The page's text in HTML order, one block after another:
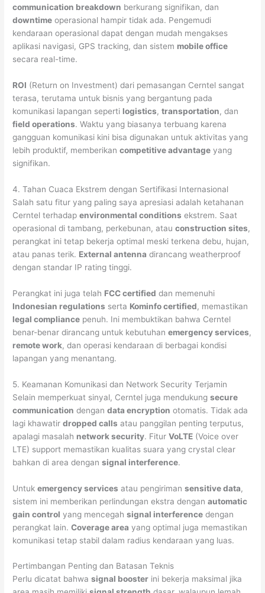
communication breakdown berkurang signifikan, dan
downtime operasional hampir tidak ada. Pengemudi
kendaraan operasional dapat dengan mudah mengakses
aplikasi navigasi, GPS tracking, dan sistem mobile office
secara real-time.
ROI (Return on Investment) dari pemasangan Cerntel sangat
terasa, terutama untuk bisnis yang bergantung pada
komunikasi lapangan seperti logistics,transportation, dan
field operations. Waktu yang biasanya terbuang karena
gangguan komunikasi kini bisa digunakan untuk aktivitas yang
lebih produktif, memberikancompetitive advantage yang
signifikan.
4. Tahan Cuaca Ekstrem dengan Sertifikasi Internasional
Salah satu fitur yang paling saya apresiasi adalah ketahanan
Cerntel terhadapenvironmental conditions ekstrem. Saat
operasional di tambang, perkebunan, atauconstruction sites,
perangkat ini tetap bekerja optimal meski terkena debu, hujan,
atau panas terik. External antenna dirancang weatherproof
dengan standar IP rating tinggi.
Perangkat ini juga telah FCC certified dan memenuhi
Indonesian regulations serta Kominfo certified, memastikan
legal compliance penuh. Ini membuktikan bahwa Cerntel
benar-benar dirancang untuk kebutuhanemergency services,
remote work, dan operasi kendaraan di berbagai kondisi
lapangan yang menantang.
5. Keamanan Komunikasi dan Network Security Terjamin
Selain memperkuat sinyal, Cerntel juga mendukungsecure
communication dengandata encryption otomatis. Tidak ada
lagi khawatirdropped calls atau panggilan penting terputus,
apalagi masalah network security. FiturVoLTE (Voice over
LTE) support memastikan kualitas suara yang crystal clear
bahkan di area dengansignal interference.
Untukemergency services atau pengirimansensitive data,
sistem ini memberikan perlindungan ekstra denganautomatic
gain control yang mencegahsignal interference dengan
perangkat lain.Coverage area yang optimal juga memastikan
komunikasi tetap stabil dalam radius kendaraan yang luas.
Pertimbangan Penting dan Batasan Teknis
Perlu dicatat bahwasignal booster ini bekerja maksimal jika